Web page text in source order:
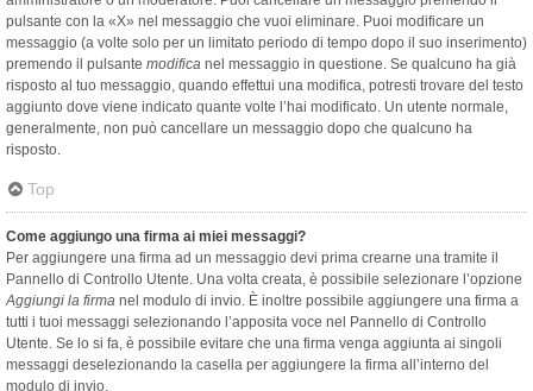
pulsante con la «X» nel messaggio che vuoi eliminare. Puoi modificare un
messaggio (a volte solo per un limitato periodo di tempo dopo il suo inserimento)
premendo il pulsante modifica nel messaggio in questione. Se qualcuno ha già
risposto al tuo messaggio, quando effettui una modifica, potresti trovare del testo
aggiunto dove viene indicato quante volte l’hai modificato. Un utente normale,
generalmente, non può cancellare un messaggio dopo che qualcuno ha
risposto.
Top
Come aggiungo una firma ai miei messaggi?
Per aggiungere una firma ad un messaggio devi prima crearne una tramite il
Pannello di Controllo Utente. Una volta creata, è possibile selezionare l’opzione
Aggiungi la firma nel modulo di invio. È inoltre possibile aggiungere una firma a
tutti i tuoi messaggi selezionando l’apposita voce nel Pannello di Controllo
Utente. Se lo si fa, è possibile evitare che una firma venga aggiunta ai singoli
messaggi deselezionando la casella per aggiungere la firma all’interno del
modulo di invio.